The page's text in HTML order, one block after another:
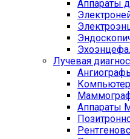
Аппараты
Лучевая
Аппараты